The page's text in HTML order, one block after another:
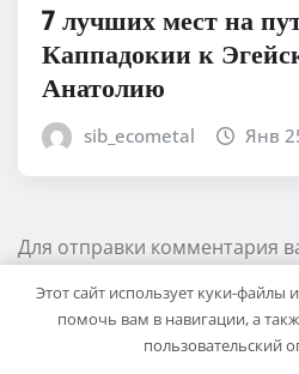
7 лучших мест на
Каппадокии к
Анатолию
sib_ecometal Янв
Для отправки комментария
Этот сайт использует куки-файлы
помочь вам в навигации, а
пользовательский